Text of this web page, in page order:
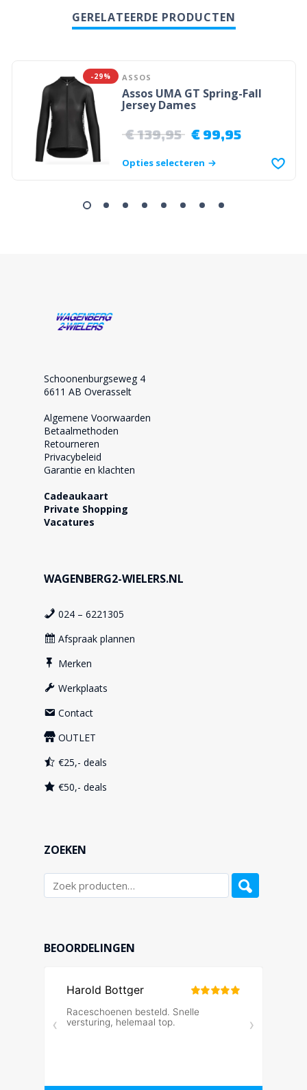
GERELATEERDE PRODUCTEN
-29% ASSOS
Assos UMA GT Spring-Fall
Jersey Dames
€139,95 €99,95
Opties selecteren
Schoonenburgseweg 4
6611 AB Overasselt
Algemene Voorwaarden
Betaalmethoden
Retourneren
Privacybeleid
Garantie en klachten
Cadeaukaart
Private Shopping
Vacatures
WAGENBERG2-WIELERS.NL
024 – 6221305
Afspraak plannen
Merken
Werkplaats
Contact
OUTLET
€25,- deals
€50,- deals
ZOEKEN
BEOORDELINGEN